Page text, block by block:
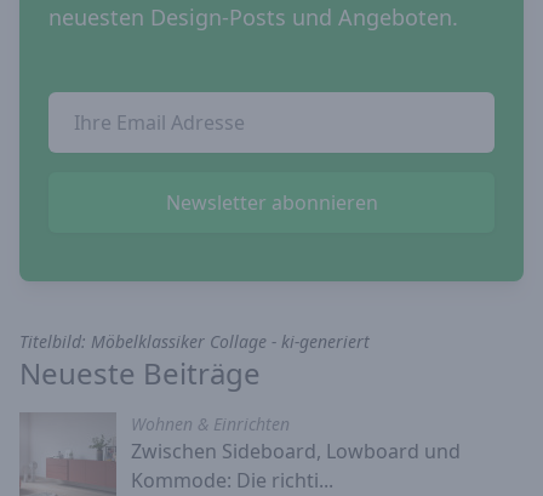
neuesten Design-Posts und Angeboten.
Email Addresse
Newsletter abonnieren
Titelbild: Möbelklassiker Collage - ki-generiert
Neueste Beiträge
Wohnen & Einrichten
Zwischen Sideboard, Lowboard und
Kommode: Die richti...